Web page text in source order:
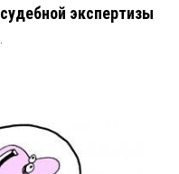
судебной экспертизы